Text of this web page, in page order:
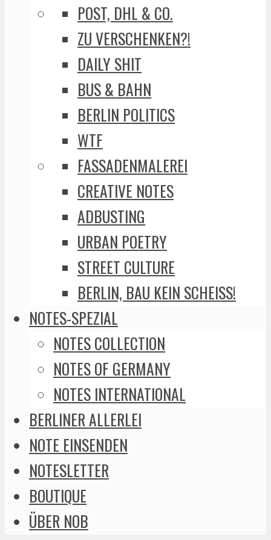
POST, DHL & CO.
ZU VERSCHENKEN?!
DAILY SHIT
BUS & BAHN
BERLIN POLITICS
WTF
FASSADENMALEREI
CREATIVE NOTES
ADBUSTING
URBAN POETRY
STREET CULTURE
BERLIN, BAU KEIN SCHEISS!
NOTES-SPEZIAL
NOTES COLLECTION
NOTES OF GERMANY
NOTES INTERNATIONAL
BERLINER ALLERLEI
NOTE EINSENDEN
NOTESLETTER
BOUTIQUE
ÜBER NOB